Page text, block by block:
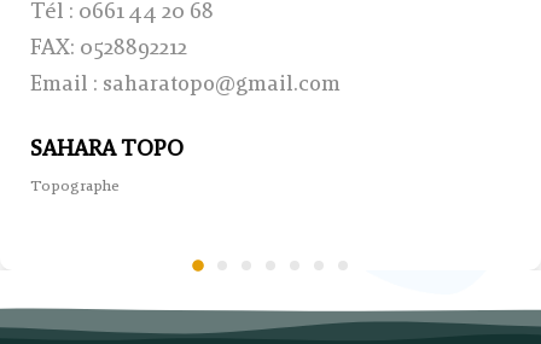
Tél : 0661 44 20 68
FAX: 0528892212
Email : saharatopo@gmail.com
SAHARA TOPO
Topographe